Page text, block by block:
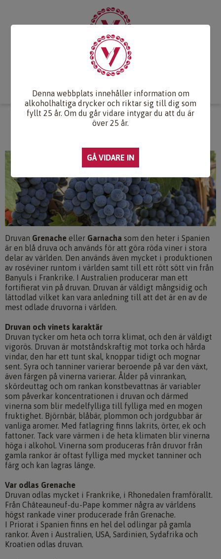
Druvlexikon
Webb-TV Om oss
GRENACHE
Druvan Grenache eller Garnacha som den heter i Spanien
är en blå druva och används för att göra röda viner i stora
delar av världen. Den används även mycket i produktionen
av roséviner runtom i världen samt till ett rött sött vin från
Banyuls i Frankrike. I Australien producerar man ett
fortifierat vin på druvan. Druvan är väldigt mångsidig och
lättodlad vilket kan vara anledning till att det är en av de
mest odlade druvorna i världen.
Druvan och vinets karaktär
Druvan tycker om heta och torra klimat, och den är väldigt
vigorös. Druvan är motståndskraftig mot torka och hårda
vindar, den har ett tunt skal, knoppar tidigt och mognar
sent. Syra och tanniner varierar beroende på var den växt,
även färgen på vinerna varierar. Ålder på vinrankan,
skördeuttag och om rankan konstbevattnas är variabler
som påverkar koncentrationen i druvan och därmed
vinerna som blir medelfylliga till fylliga med en mogen
fruktighet. Björnbär, blåbär, plommon och jordgubbar är
vanliga aromer. Med fatlagring finns lakrits, örter, ek och
fattoner. Tack vare värmen i de heta klimaten blir vinerna
höga i alkohol. Vinerna som produceras från druvor från
gamla rankor är oftast fylliga med mycket tanniner och
färg och kan lagras länge.
Var odlas Grenache
Druvan odlas mycket i Frankrike, i Rhonedalen framförallt.
Från Châteauneuf-du-Pape kommer några av världens
högst rankade viner producerade från Grenache.
I Priorat i Spanien finns en hel del odlingar på gamla
rankor. Även i Australien, USA, Sardinien, Sydafrika och
Kroatien odlas druvan.
Denna webbplats innehåller information om
alkoholhaltiga drycker och riktar sig till dig som
fyllt 25 år. Om du går vidare intygar du att du är
över 25 år.